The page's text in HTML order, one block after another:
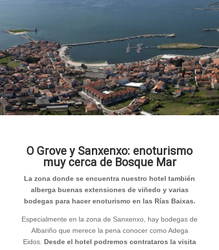
O Grove y Sanxenxo: enoturismo
muy cerca de Bosque Mar
La zona donde se encuentra nuestro hotel también
alberga buenas extensiones de viñedo y varias
bodegas para hacer enoturismo en las Rías Baixas.
Especialmente en la zona de Sanxenxo, hay bodegas de
Albariño que merece la pena conocer como Adega
Eidos. Desde el hotel podremos contrataros la visita